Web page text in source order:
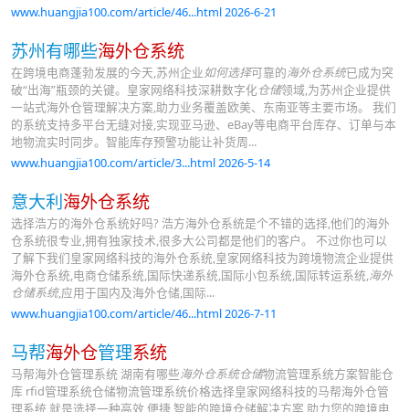
www.huangjia100.com/article/46...html 2026-6-21
苏州有哪些海外仓系统
在跨境电商蓬勃发展的今天,苏州企业如何选择可靠的海外仓系统已成为突
破“出海”瓶颈的关键。皇家网络科技深耕数字化仓储领域,为苏州企业提供
一站式海外仓管理解决方案,助力业务覆盖欧美、东南亚等主要市场。 我们
的系统支持多平台无缝对接,实现亚马逊、eBay等电商平台库存、订单与本
地物流实时同步。智能库存预警功能让补货周...
www.huangjia100.com/article/3...html 2026-5-14
意大利海外仓系统
选择浩方的海外仓系统好吗? 浩方海外仓系统是个不错的选择,他们的海外
仓系统很专业,拥有独家技术,很多大公司都是他们的客户。 不过你也可以
了解下我们皇家网络科技的海外仓系统,皇家网络科技为跨境物流企业提供
海外仓系统,电商仓储系统,国际快递系统,国际小包系统,国际转运系统,海外
仓储系统,应用于国内及海外仓储,国际...
www.huangjia100.com/article/46...html 2026-7-11
马帮海外仓管理系统
马帮海外仓管理系统 湖南有哪些海外仓系统仓储物流管理系统方案智能仓
库 rfid管理系统仓储物流管理系统价格选择皇家网络科技的马帮海外仓管
理系统,就是选择一种高效,便捷,智能的跨境仓储解决方案,助力您的跨境电